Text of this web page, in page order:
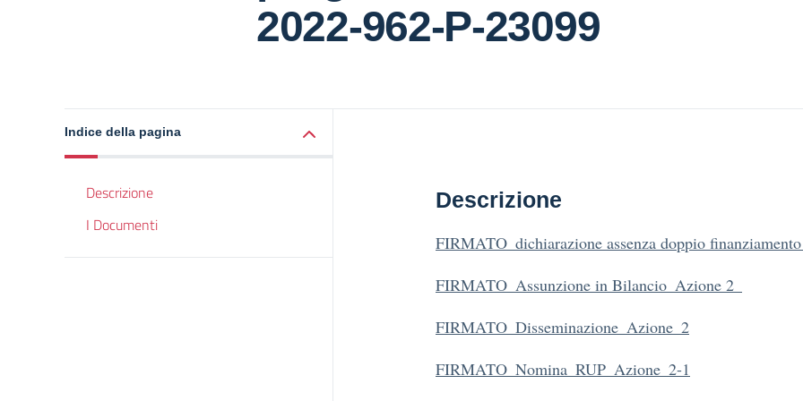
2022-962-P-23099
Indice della pagina
Descrizione
I Documenti
Descrizione
FIRMATO_dichiarazione assenza doppio
FIRMATO_Assunzione in Bilancio_Azione 2_
FIRMATO_Disseminazione_Azione_2
FIRMATO_Nomina_RUP_Azione_2-1